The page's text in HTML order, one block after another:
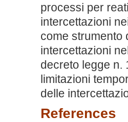
processi per
intercettazioni
come strumento
intercettazioni
decreto legge n.
limitazioni
delle
References